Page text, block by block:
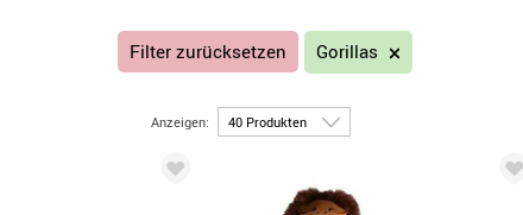
Filter zurücksetzen Gorillas
Anzeigen: